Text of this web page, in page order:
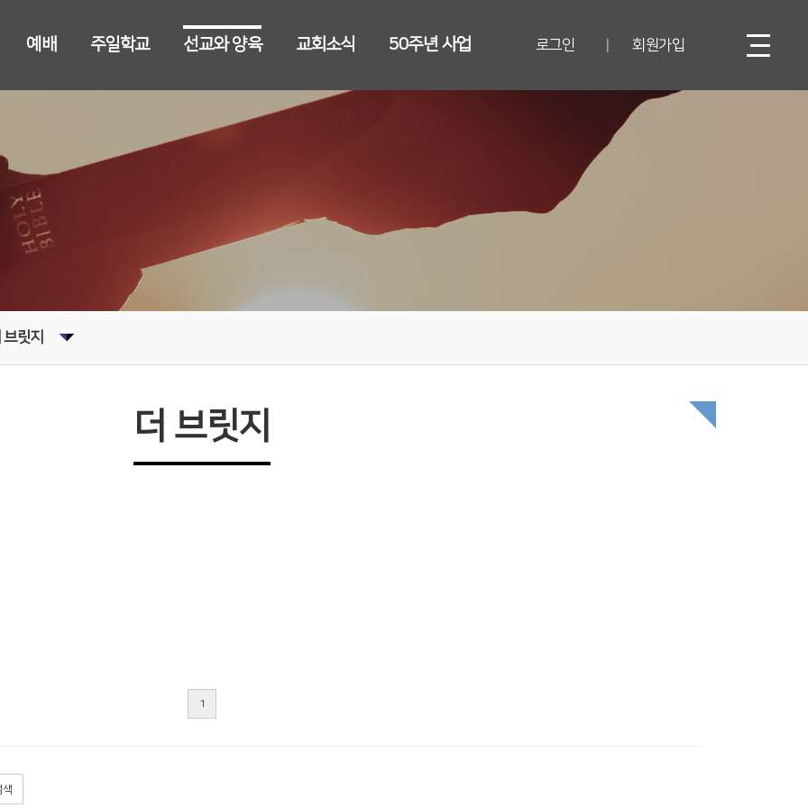
예배 주일학교 선교와 양육 교회소식 50주년 사업 로그인 회원가입
브릿지
더 브릿지
1
색